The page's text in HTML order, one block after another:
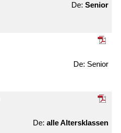
Senior
Senior
alle Alters­klassen